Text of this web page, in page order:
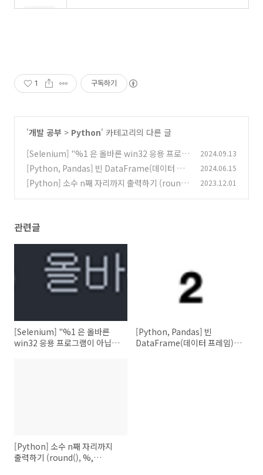
1 구독하기
'개발 공부 > Python' 카테고리의 다른 글
[Selenium] "%1 은 올바른 win32 응용 프로그
램이 아닙니다. " 해결
(0)
2024.09.13
[Python, Pandas] 빈 DataFrame(데이터 프
레임) 생성 방법
(0)
2024.06.15
[Python] 소수 n째 자리까지 출력하기 (round
2023.12.01
관련글
[Selenium] "%1 은 올바른
win32 응용 프로그램이 아닙니
[Python, Pandas] 빈
DataFrame(데이터 프레임) 생
[Python] 소수 n째 자리까지
출력하기 (round(), %,